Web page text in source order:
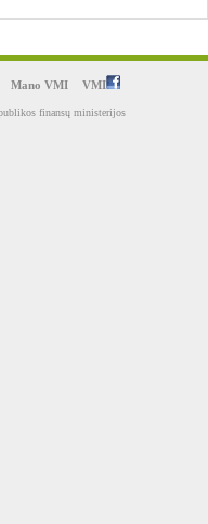
Mano VMI VMI
finansų ministerijos